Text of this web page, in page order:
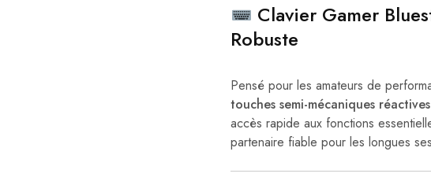
Clavier Gamer
Robuste
Pensé pour les amateurs de
touches semi-mécaniques réactives
accès rapide aux fonctions
partenaire fiable pour les longues